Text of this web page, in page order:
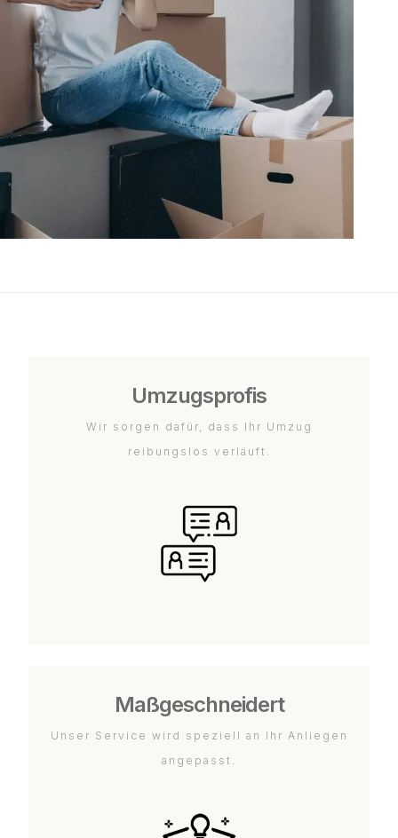
Umzugsprofis
Wir sorgen dafür, dass Ihr Umzug
reibungslos verläuft.
Maßgeschneidert
Unser Service wird speziell an Ihr Anliegen
angepasst.